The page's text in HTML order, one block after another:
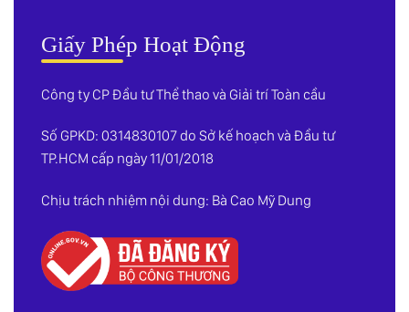
Giấy Phép Hoạt Động
Công ty CP Đầu tư Thể thao và Giải trí Toàn cầu
Số GPKD: 0314830107 do Sở kế hoạch và Đầu tư
TP.HCM cấp ngày 11/01/2018
Chịu trách nhiệm nội dung: Bà Cao Mỹ Dung